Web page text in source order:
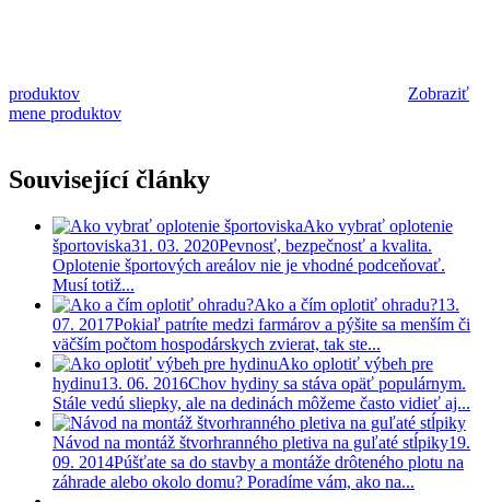
produktov
Zobraziť
mene produktov
Související články
Ako vybrať oplotenie
športoviska31. 03. 2020Pevnosť, bezpečnosť a kvalita.
Oplotenie športových areálov nie je vhodné podceňovať.
Musí totiž...
Ako a čím oplotiť ohradu?13.
07. 2017Pokiaľ patríte medzi farmárov a pýšite sa menším či
väčším počtom hospodárskych zvierat, tak ste...
Ako oplotiť výbeh pre
hydinu13. 06. 2016Chov hydiny sa stáva opäť populárnym.
Stále vedú sliepky, ale na dedinách môžeme často vidieť aj...
Návod na montáž štvorhranného pletiva na guľaté stĺpiky19.
09. 2014Púšťate sa do stavby a montáže drôteného plotu na
záhrade alebo okolo domu? Poradíme vám, ako na...